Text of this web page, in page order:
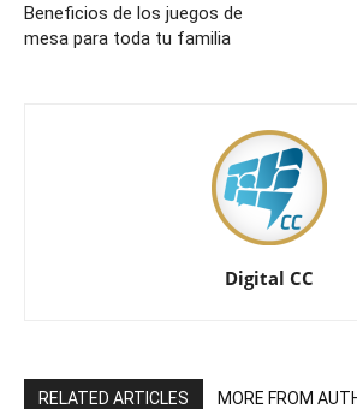
Beneficios de los juegos de
mesa para toda tu familia
Digital CC
RELATED ARTICLES MORE FROM